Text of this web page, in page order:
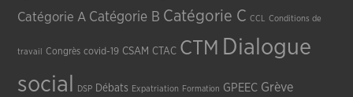
Catégorie A Catégorie B Catégorie C CCL Conditions de
travail Congrès covid-19 CSAM CTAC CTM Dialogue
social
DSP Débats Expatriation Formation GPEEC Grève